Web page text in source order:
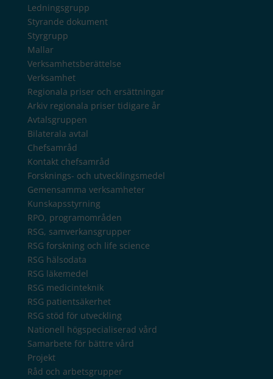
Ledningsgrupp
Styrande dokument
Styrgrupp
Mallar
Verksamhetsberättelse
Verksamhet
Regionala priser och ersättningar
Arkiv regionala priser tidigare år
Avtalsgruppen
Bilaterala avtal
Chefsamråd
Kontakt chefsamråd
Forsknings- och utvecklingsmedel
Gemensamma verksamheter
Kunskapsstyrning
RPO, programområden
RSG, samverkansgrupper
RSG forskning och life science
RSG hälsodata
RSG läkemedel
RSG medicinteknik
RSG patientsäkerhet
RSG stöd för utveckling
Nationell högspecialiserad vård
Samarbete för bättre vård
Projekt
Råd och arbetsgrupper